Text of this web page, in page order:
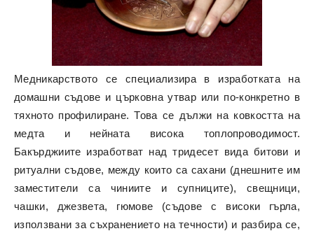
Медникарството се специализира в изработката на
домашни съдове и църковна утвар или по-конкретно в
тяхното профилиране. Това се дължи на ковкостта на
медта и нейната висока топлопроводимост.
Бакърджиите изработват над тридесет вида битови и
ритуални съдове, между които са сахани (днешните им
заместители са чиниите и супниците), свещници,
чашки, джезвета, гюмове (съдове с високи гърла,
използвани за съхранението на течности) и разбира се,